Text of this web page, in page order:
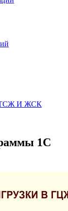
ТСЖ И ЖСК
1С